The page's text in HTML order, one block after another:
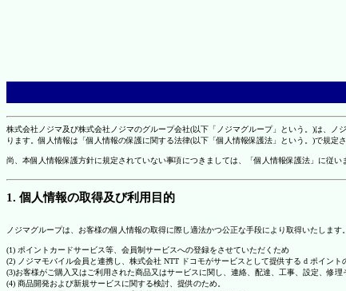
株式会社ノジマ及び株式会社ノジマのグループ会社(以下「ノジマグループ」という。)は、
ります。個人情報は「個人情報の保護に関する法律(以下「個人情報保護法」という。)で規
尚、本個人情報保護方針に規定されていない事項につきましては、「個人情報保護法」に従い
1. 個人情報の取得及び利用目的
ノジマグループは、お客様の個人情報の取得に際し適法かつ公正な手段により取得いたしま
(1) ポイントカードサービス等、会員制サービスへの登録をさせていただくため
(2) ノジマモバイル会員と連携し、株式会社 NTT ドコモがサービスとして提供する d ポイン
(3)お客様がご購入又はご利用された商品又はサービスに関し、連絡、配達、工事、設定、修
(4) 商品開発および新規サービスに関する検討、提供のため。